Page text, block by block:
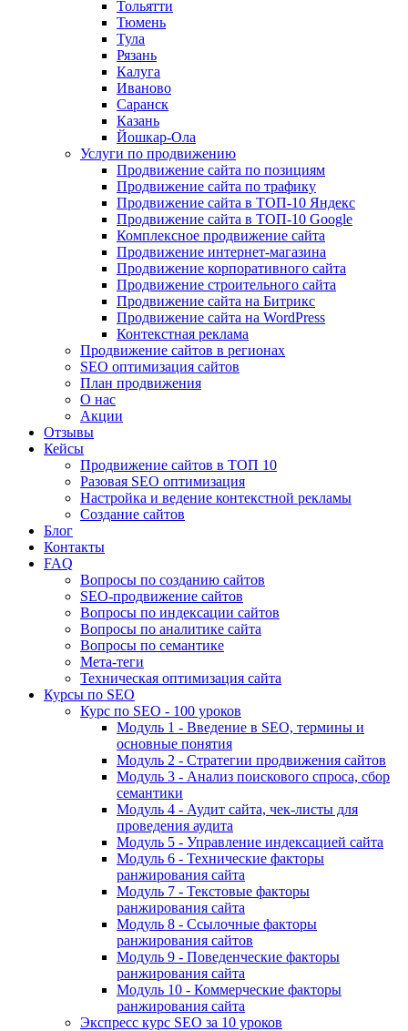
Тольятти
Тюмень
Тула
Рязань
Калуга
Иваново
Саранск
Казань
Йошкар-Ола
Услуги по продвижению
Продвижение сайта по позициям
Продвижение сайта по трафику
Продвижение сайта в ТОП-10 Яндекс
Продвижение сайта в ТОП-10 Google
Комплексное продвижение сайта
Продвижение интернет-магазина
Продвижение корпоративного сайта
Продвижение строительного сайта
Продвижение сайта на Битрикс
Продвижение сайта на WordPress
Контекстная реклама
Продвижение сайтов в регионах
SEO оптимизация сайтов
План продвижения
О нас
Акции
Отзывы
Кейсы
Продвижение сайтов в ТОП 10
Разовая SEO оптимизация
Настройка и ведение контекстной рекламы
Создание сайтов
Блог
Контакты
FAQ
Вопросы по созданию сайтов
SEO-продвижение сайтов
Вопросы по индексации сайтов
Вопросы по аналитике сайта
Вопросы по семантике
Мета-теги
Техническая оптимизация сайта
Курсы по SEO
Курс по SEO - 100 уроков
Модуль 1 - Введение в SEO, термины и
основные понятия
Модуль 2 - Стратегии продвижения сайтов
Модуль 3 - Анализ поискового спроса, сбор
семантики
Модуль 4 - Аудит сайта, чек-листы для
проведения аудита
Модуль 5 - Управление индексацией сайта
Модуль 6 - Технические факторы
ранжирования сайта
Модуль 7 - Текстовые факторы
ранжирования сайта
Модуль 8 - Ссылочные факторы
ранжирования сайтов
Модуль 9 - Поведенческие факторы
ранжирования сайта
Модуль 10 - Коммерческие факторы
ранжирования сайта
Экспресс курс SEO за 10 уроков